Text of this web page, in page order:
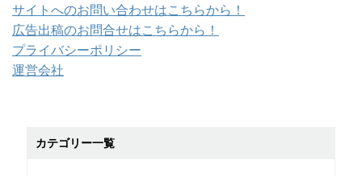
サイトへのお問い合わせはこちらから！
広告出稿のお問合せはこちらから！
プライバシーポリシー
運営会社
カテゴリー一覧